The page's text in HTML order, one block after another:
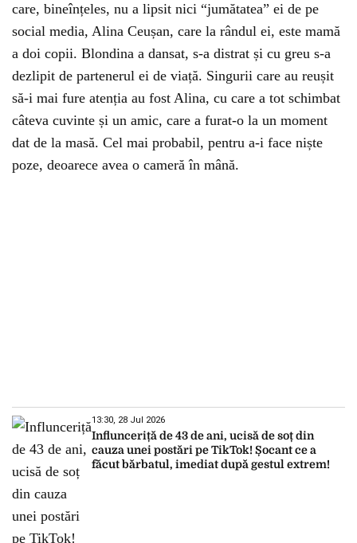
care, bineînțeles, nu a lipsit nici “jumătatea” ei de pe
social media, Alina Ceușan, care la rândul ei, este mamă
a doi copii. Blondina a dansat, s-a distrat și cu greu s-a
dezlipit de partenerul ei de viață. Singurii care au reușit
să-i mai fure atenția au fost Alina, cu care a tot schimbat
câteva cuvinte și un amic, care a furat-o la un moment
dat de la masă. Cel mai probabil, pentru a-i face niște
poze, deoarece avea o cameră în mână.
13:30, 28 Jul 2026
Influnceriță de 43 de ani, ucisă de soț din
cauza unei postări pe TikTok! Șocant ce a
făcut bărbatul, imediat după gestul extrem!